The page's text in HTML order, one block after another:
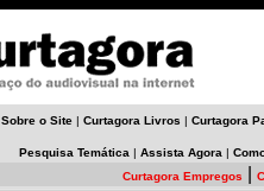
Sobre o Site | Curtagora Livros | Curtagora
Pesquisa Temática | Assista Agora |
Curtagora Empregos